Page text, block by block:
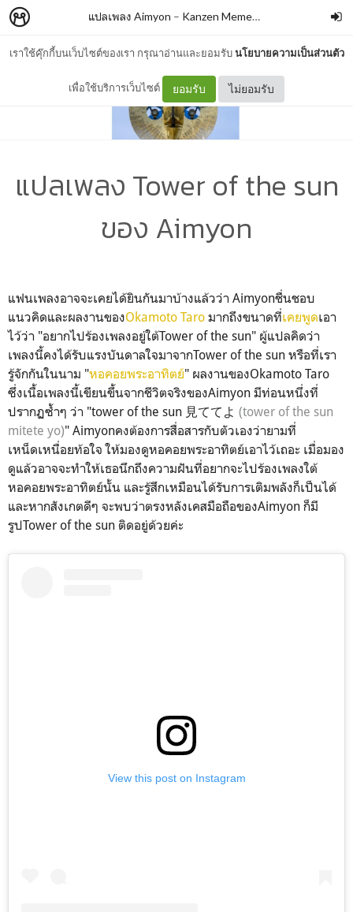
เราใช้คุ๊กกี้บนเว็บไซต์ของเรา กรุณาอ่านและยอมรับนโยบายความเป็นส่วนตัว
เพื่อใช้บริการเว็บไซต์ ยอมรับ ไม่ยอมรับ
แปลเพลง Aimyon – Kanzen Memeshe
แปลเพลง Tower of the sun
ของ Aimyon
แฟนเพลงอาจจะเคยได้ยินกันมาบ้างแล้วว่า Aimyonชื่นชอบ
แนวคิดและผลงานของOkamoto Taro มากถึงขนาดที่เคยพูดเอา
ไว้ว่า "อยากไปร้องเพลงอยู่ใต้Tower of the sun" ผู้แปลคิดว่า
เพลงนี้คงได้รับแรงบันดาลใจมาจากTower of the sun หรือที่เรา
รู้จักกันในนาม "หอคอยพระอาทิตย์" ผลงานของOkamoto Taro
ซึ่งเนื้อเพลงนี้เขียนขึ้นจากชีวิตจริงของAimyon มีท่อนหนึ่งที่
ปรากฏซ้ำๆ ว่า "tower of the sun 見ててよ (tower of the sun
mitete yo)" Aimyonคงต้องการสื่อสารกับตัวเองว่ายามที่
เหน็ดเหนื่อยท้อใจ ให้มองดูหอคอยพระอาทิตย์เอาไว้เถอะ เมื่อมอง
ดูแล้วอาจจะทำให้เธอนึกถึงความฝันที่อยากจะไปร้องเพลงใต้
หอคอยพระอาทิตย์นั้น และรู้สึกเหมือนได้รับการเติมพลังก็เป็นได้
และหากสังเกตดีๆ จะพบว่าตรงหลังเคสมือถือของAimyon ก็มี
รูปTower of the sun ติดอยู่ด้วยค่ะ
View this post on Instagram